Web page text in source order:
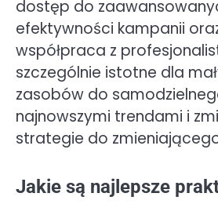
dostęp do
efektywności kampanii
współpraca z
szczególnie istotne dla
zasobów do
najnowszymi trendami i
strategie do
Jakie są najlepsze